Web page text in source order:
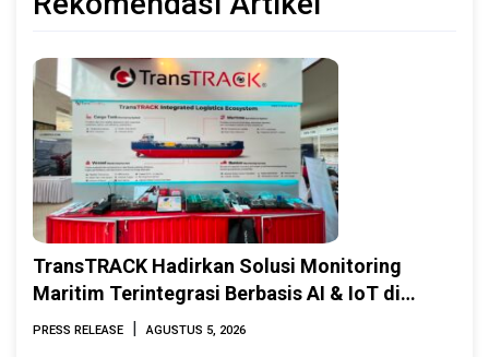
TransTRACK Hadirkan Solusi Monitoring
Maritim Terintegrasi Berbasis AI & IoT di
Indonesia Marine & Offshore Expo (IMOX)
PRESS RELEASE | AGUSTUS 5, 2026